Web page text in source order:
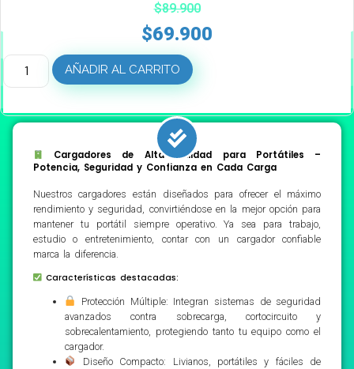
$89.900
$69.900
AÑADIR AL CARRITO
Cargadores de Alta Calidad para Portátiles –
Potencia, Seguridad y Confianza en Cada Carga
Nuestros cargadores están diseñados para ofrecer el máximo
rendimiento y seguridad, convirtiéndose en la mejor opción para
mantener tu portátil siempre operativo. Ya sea para trabajo,
estudio o entretenimiento, contar con un cargador confiable
marca la diferencia.
Características destacadas:
Protección Múltiple: Integran sistemas de seguridad
avanzados contra sobrecarga, cortocircuito y
sobrecalentamiento, protegiendo tanto tu equipo como el
cargador.
Diseño Compacto: Livianos, portátiles y fáciles de